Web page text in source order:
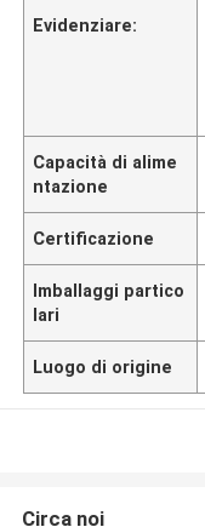
Evidenziare:
Capacità di alime
ntazione
Certificazione
Imballaggi partico
lari
Luogo di origine
Circa noi